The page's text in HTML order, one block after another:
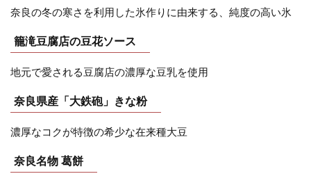
奈良の冬の寒さを利用した氷作りに由来する、純度の高い氷
籠滝豆腐店の豆花ソース
地元で愛される豆腐店の濃厚な豆乳を使用
奈良県産「大鉄砲」きな粉
濃厚なコクが特徴の希少な在来種大豆
奈良名物 葛餅